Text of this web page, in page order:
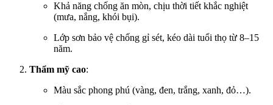
Khả năng chống ăn mòn, chịu thời tiết khắc nghiệt
(mưa, nắng, khói bụi).
Lớp sơn bảo vệ chống gỉ sét, kéo dài tuổi thọ từ 8–15
năm.
Thẩm mỹ cao:
Màu sắc phong phú (vàng, đen, trắng, xanh, đỏ…).